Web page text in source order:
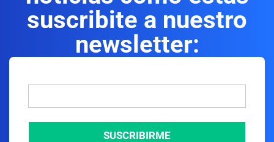
suscribite a nuestro
newsletter:
SUSCRIBIRME